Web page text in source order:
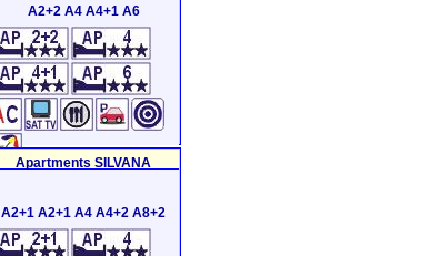
A2+2 A4 A4+1 A6
Apartments SILVANA
A2+1 A2+1 A4 A4+2 A8+2